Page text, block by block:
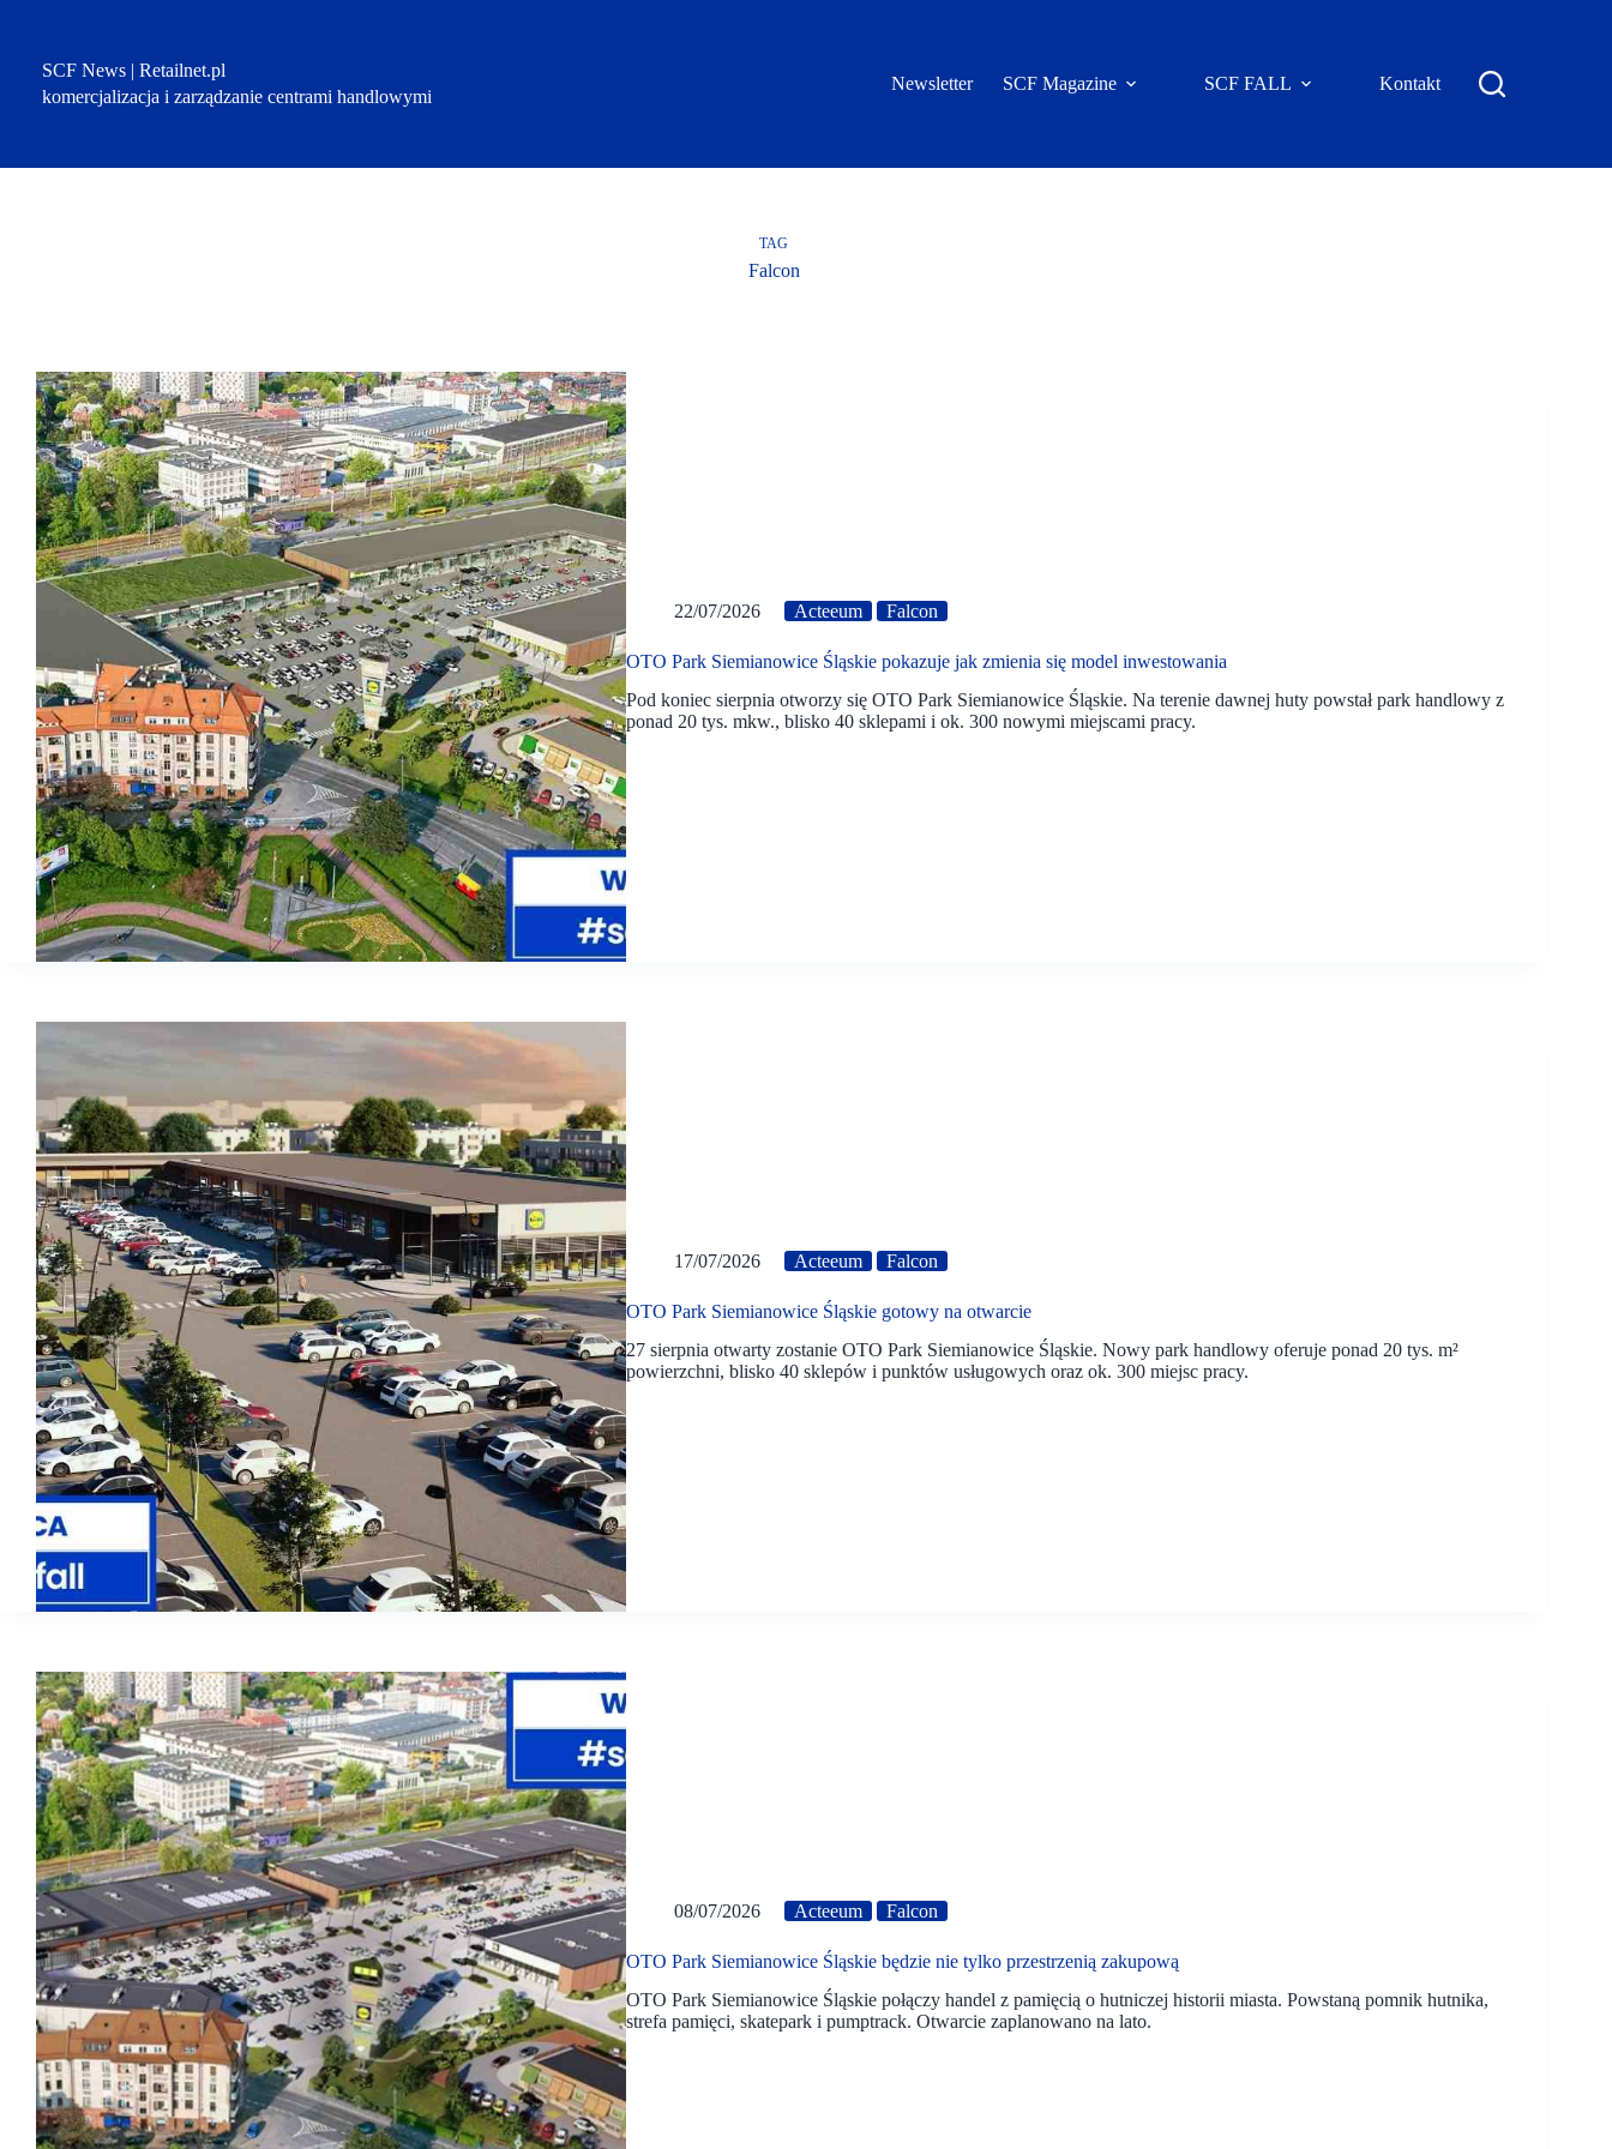
SCF News | Retailnet.pl
komercjalizacja i zarządzanie centrami handlowymi
Newsletter SCF Magazine SCF FALL Kontakt
TAG
Falcon
22/07/2026 Acteeum Falcon
OTO Park Siemianowice Śląskie pokazuje jak zmienia się model inwestowania
Pod koniec sierpnia otworzy się OTO Park Siemianowice Śląskie. Na terenie dawnej huty powstał park handlowy z
ponad 20 tys. mkw., blisko 40 sklepami i ok. 300 nowymi miejscami pracy.
17/07/2026 Acteeum Falcon
OTO Park Siemianowice Śląskie gotowy na otwarcie
27 sierpnia otwarty zostanie OTO Park Siemianowice Śląskie. Nowy park handlowy oferuje ponad 20 tys. m²
powierzchni, blisko 40 sklepów i punktów usługowych oraz ok. 300 miejsc pracy.
08/07/2026 Acteeum Falcon
OTO Park Siemianowice Śląskie będzie nie tylko przestrzenią zakupową
OTO Park Siemianowice Śląskie połączy handel z pamięcią o hutniczej historii miasta. Powstaną pomnik hutnika,
strefa pamięci, skatepark i pumptrack. Otwarcie zaplanowano na lato.